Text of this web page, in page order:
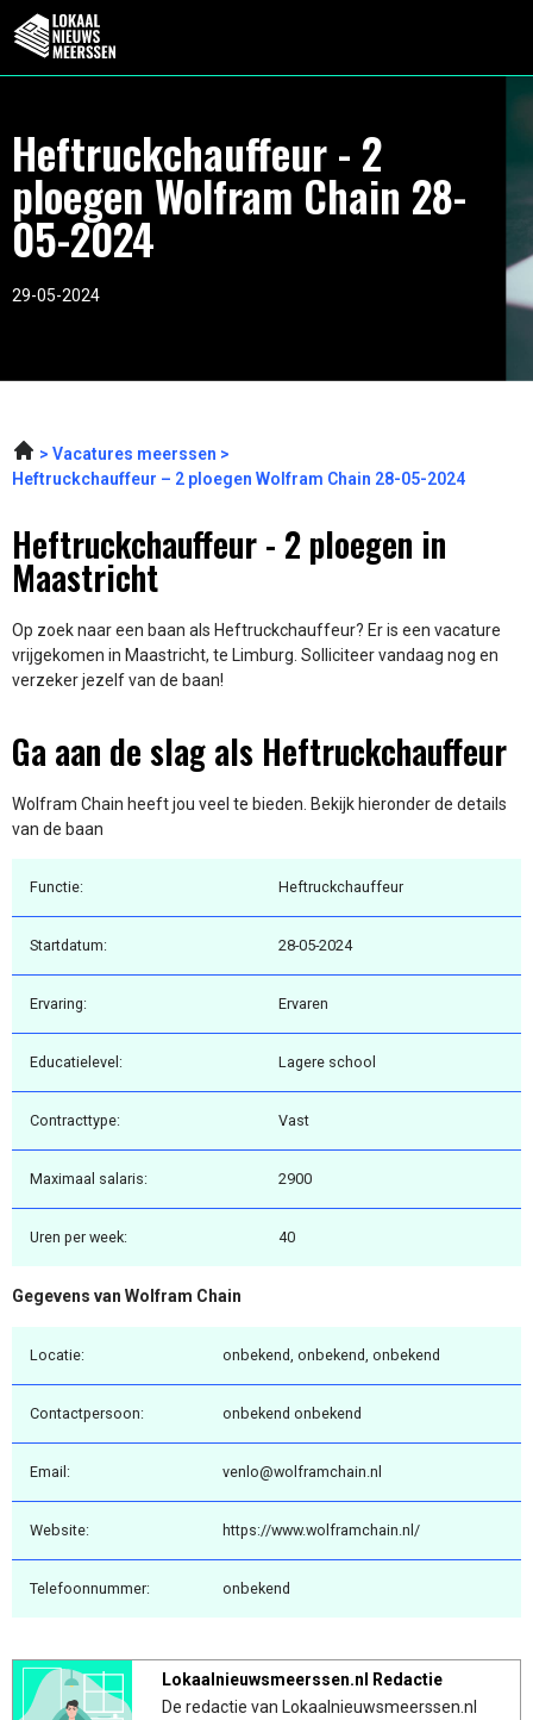
Heftruckchauffeur - 2
ploegen Wolfram Chain 28-
05-2024
29-05-2024
Vacatures meerssen
Heftruckchauffeur – 2 ploegen Wolfram Chain 28-05-2024
Heftruckchauffeur - 2 ploegen in
Maastricht
Op zoek naar een baan als Heftruckchauffeur? Er is een vacature
vrijgekomen in Maastricht, te Limburg. Solliciteer vandaag nog en
verzeker jezelf van de baan!
Ga aan de slag als Heftruckchauffeur
Wolfram Chain heeft jou veel te bieden. Bekijk hieronder de details
van de baan
Functie: Heftruckchauffeur
Startdatum: 28-05-2024
Ervaring: Ervaren
Educatielevel: Lagere school
Contracttype: Vast
Maximaal salaris: 2900
Uren per week: 40
Gegevens van Wolfram Chain
Locatie: onbekend, onbekend, onbekend
Contactpersoon: onbekend onbekend
Email: venlo@wolframchain.nl
Website: https://www.wolframchain.nl/
Telefoonnummer: onbekend
Lokaalnieuwsmeerssen.nl Redactie
De redactie van Lokaalnieuwsmeerssen.nl